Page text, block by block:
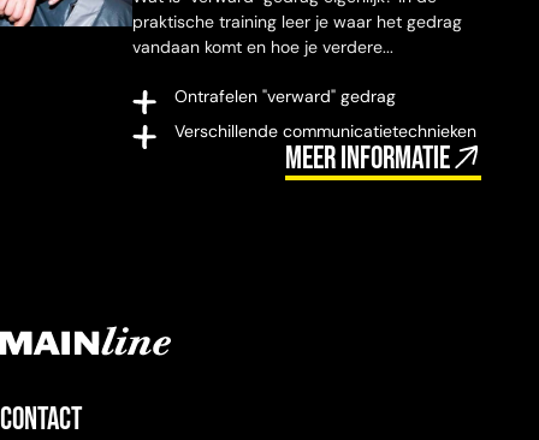
praktische training leer je waar het gedrag
vandaan komt en hoe je verdere...
Ontrafelen "verward" gedrag
Verschillende communicatietechnieken
Meer informatie
Contact